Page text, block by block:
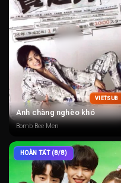
VIETSUB
Anh chàng nghèo khó
Bomb Bee Men
HOÀN TẤT (8/8)